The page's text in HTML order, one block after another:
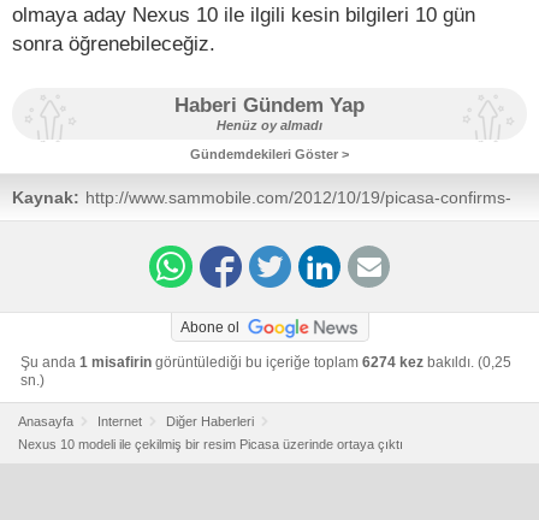
olmaya aday Nexus 10 ile ilgili kesin bilgileri 10 gün
sonra öğrenebileceğiz.
Haberi Gündem Yap
Henüz oy almadı
Gündemdekileri Göster >
Kaynak: http://www.sammobile.com/2012/10/19/picasa-confirms-
nexus-10/
Abone ol
Şu anda 1 misafirin görüntülediği bu içeriğe toplam 6274 kez bakıldı. (0,25
sn.)
Anasayfa Internet
Diğer Haberleri
Nexus 10 modeli ile çekilmiş bir resim Picasa üzerinde ortaya çıktı